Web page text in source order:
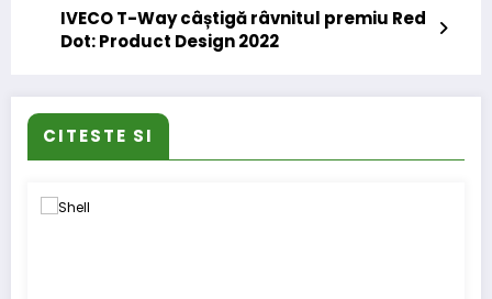
IVECO T-Way câștigă râvnitul premiu Red
Dot: Product Design 2022
CITESTE SI